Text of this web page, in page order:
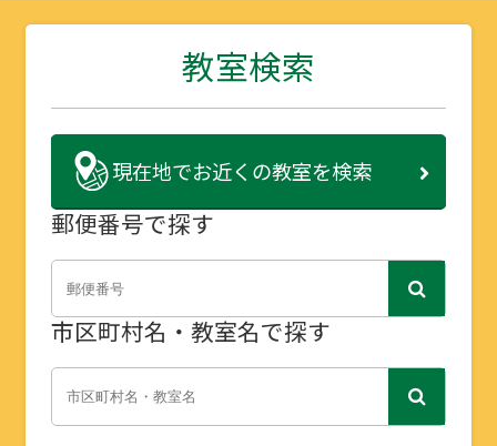
教室検索
現在地でお近くの教室を検索
郵便番号で探す
市区町村名・教室名で探す